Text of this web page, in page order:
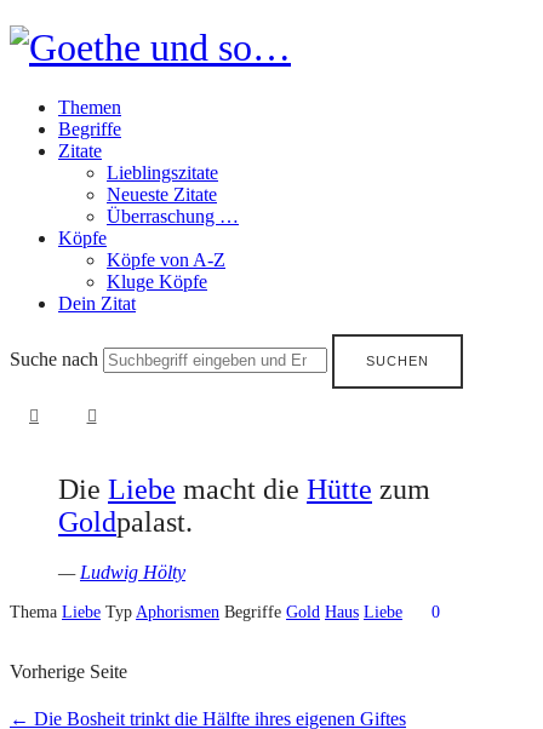
Goethe
und
so…
Themen
Begriffe
Zitate
Lieblingszitate
Neueste Zitate
Überraschung …
Köpfe
Köpfe von A-Z
Kluge Köpfe
Dein Zitat
Suche nach
Die Liebe macht die Hütte zum
Goldpalast.
—Ludwig Hölty
Thema Liebe Typ Aphorismen Begriffe Gold Haus Liebe 0
Vorherige Seite
← Die Bosheit trinkt die Hälfte ihres eigenen Giftes